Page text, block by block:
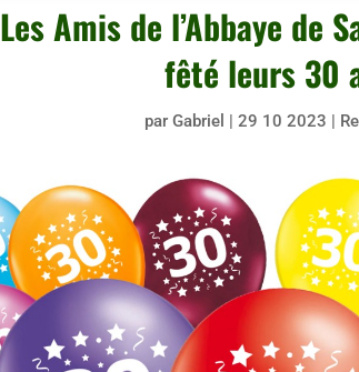
Les Amis de l’Abbaye de
fêté leurs 30
par Gabriel | 29 10 2023 |